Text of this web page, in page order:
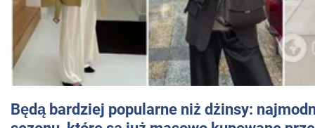
Będą bardziej popularne niż dżinsy: